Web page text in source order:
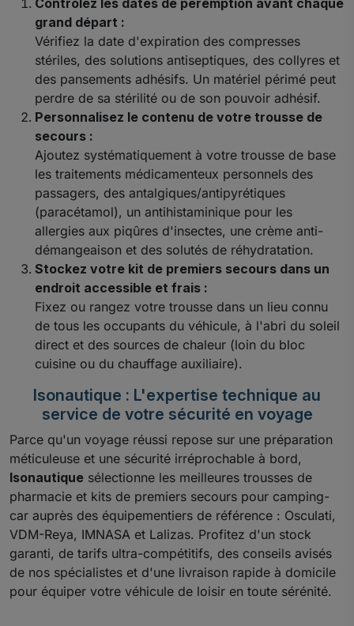
Contrôlez les dates de péremption avant chaque
grand départ :
Vérifiez la date d'expiration des compresses
stériles, des solutions antiseptiques, des collyres et
des pansements adhésifs. Un matériel périmé peut
perdre de sa stérilité ou de son pouvoir adhésif.
Personnalisez le contenu de votre trousse de
secours :
Ajoutez systématiquement à votre trousse de base
les traitements médicamenteux personnels des
passagers, des antalgiques/antipyrétiques
(paracétamol), un antihistaminique pour les
allergies aux piqûres d'insectes, une crème anti-
démangeaison et des solutés de réhydratation.
Stockez votre kit de premiers secours dans un
endroit accessible et frais :
Fixez ou rangez votre trousse dans un lieu connu
de tous les occupants du véhicule, à l'abri du soleil
direct et des sources de chaleur (loin du bloc
cuisine ou du chauffage auxiliaire).
Isonautique : L'expertise technique au
service de votre sécurité en voyage
Parce qu'un voyage réussi repose sur une préparation
méticuleuse et une sécurité irréprochable à bord,
Isonautique sélectionne les meilleures trousses de
pharmacie et kits de premiers secours pour camping-
car auprès des équipementiers de référence : Osculati,
VDM-Reya, IMNASA et Lalizas. Profitez d'un stock
garanti, de tarifs ultra-compétitifs, des conseils avisés
de nos spécialistes et d'une livraison rapide à domicile
pour équiper votre véhicule de loisir en toute sérénité.